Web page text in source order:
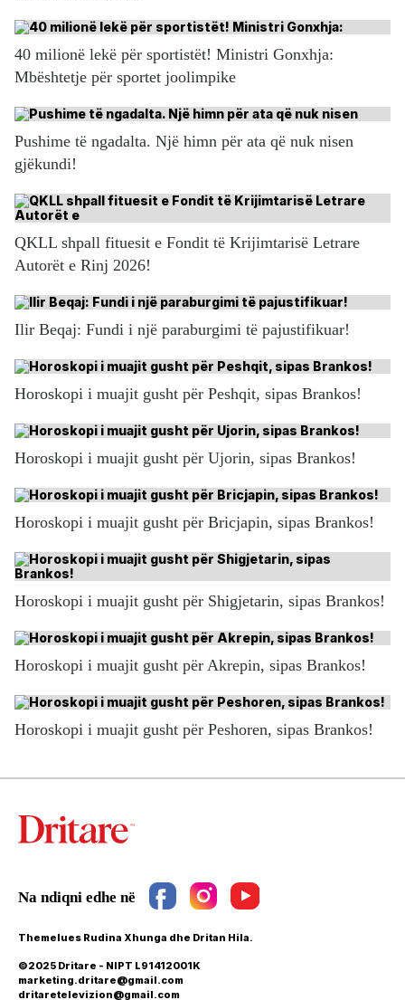
40 milionë lekë për sportistët! Ministri Gonxhja:
Mbështetje për sportet joolimpike
Pushime të ngadalta. Një himn për ata që nuk nisen
gjëkundi!
QKLL shpall fituesit e Fondit të Krijimtarisë Letrare
Autorët e Rinj 2026!
Ilir Beqaj: Fundi i një paraburgimi të pajustifikuar!
Horoskopi i muajit gusht për Peshqit, sipas Brankos!
Horoskopi i muajit gusht për Ujorin, sipas Brankos!
Horoskopi i muajit gusht për Bricjapin, sipas Brankos!
Horoskopi i muajit gusht për Shigjetarin, sipas Brankos!
Horoskopi i muajit gusht për Akrepin, sipas Brankos!
Horoskopi i muajit gusht për Peshoren, sipas Brankos!
Themelues Rudina Xhunga dhe Dritan Hila.
©2025 Dritare - NIPT L91412001K
marketing.dritare@gmail.com
dritaretelevizion@gmail.com